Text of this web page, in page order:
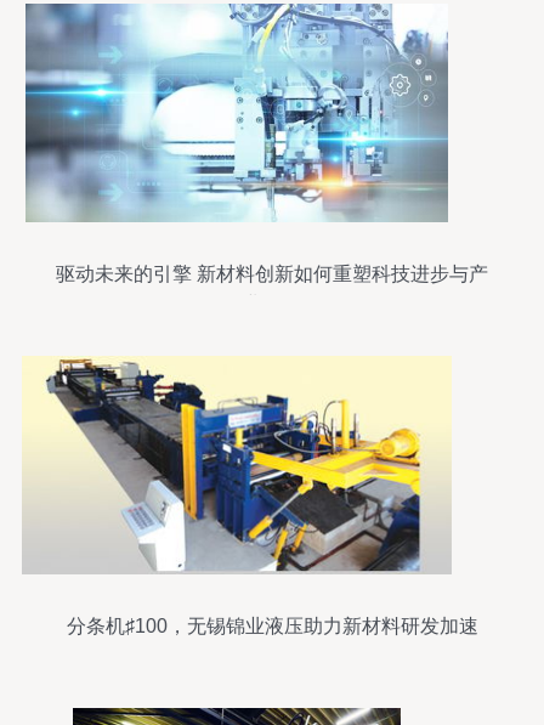
驱动未来的引擎 新材料创新如何重塑科技进步与产
分条机♯100，无锡锦业液压助力新材料研发加速